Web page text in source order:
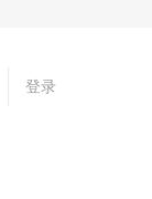
登录